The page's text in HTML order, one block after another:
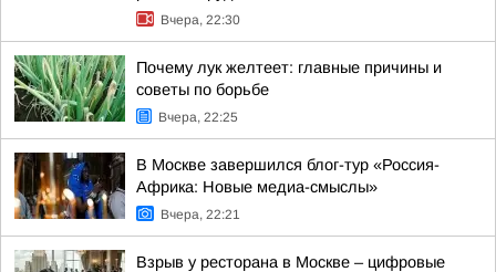
Вчера, 22:30
Почему лук желтеет: главные причины и
советы по борьбе
Вчера, 22:25
В Москве завершился блог-тур «Россия-
Африка: Новые медиа-смыслы»
Вчера, 22:21
Взрыв у ресторана в Москве – цифровые